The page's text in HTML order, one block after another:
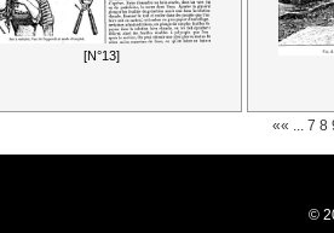
[N°13]
«« ... 7 8
©